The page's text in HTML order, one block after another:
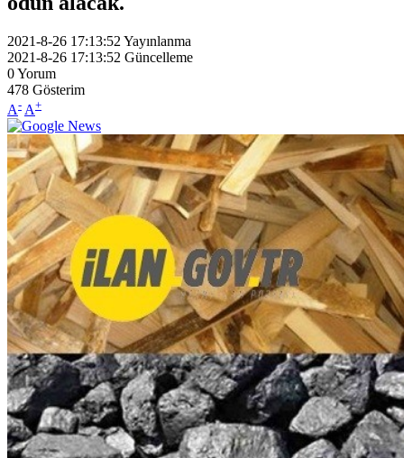
2021-8-26 17:13:52 Yayınlanma
2021-8-26 17:13:52 Güncelleme
0Yorum
478 Gösterim
A- A+